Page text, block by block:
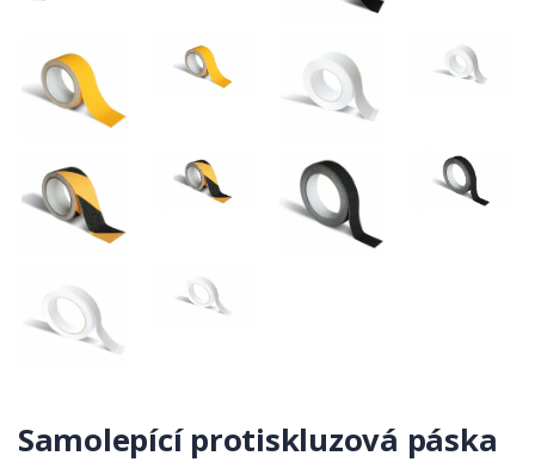
Samolepící protiskluzová páska